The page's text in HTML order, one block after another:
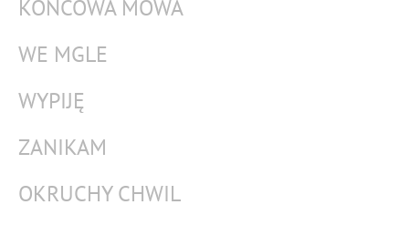
KOŃCOWA MOWA
WE MGLE
WYPIJĘ
ZANIKAM
OKRUCHY CHWIL